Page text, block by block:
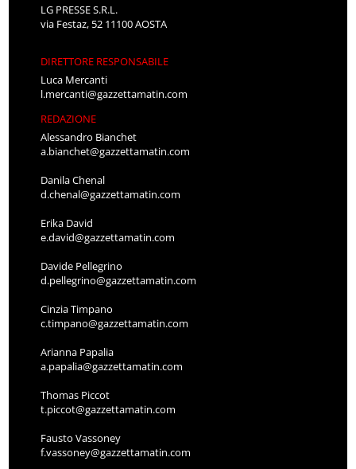
LG PRESSE S.R.L.
via Festaz, 52 11100 AOSTA
DIRETTORE RESPONSABILE
Luca Mercanti
l.mercanti@gazzettamatin.com
REDAZIONE
Alessandro Bianchet
a.bianchet@gazzettamatin.com
Danila Chenal
d.chenal@gazzettamatin.com
Erika David
e.david@gazzettamatin.com
Davide Pellegrino
d.pellegrino@gazzettamatin.com
Cinzia Timpano
c.timpano@gazzettamatin.com
Arianna Papalia
a.papalia@gazzettamatin.com
Thomas Piccot
t.piccot@gazzettamatin.com
Fausto Vassoney
f.vassoney@gazzettamatin.com